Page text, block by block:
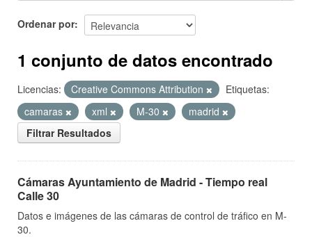
Ordenar por
1 conjunto de datos encontrado
Licencias: Creative Commons Attribution
Etiquetas:
camaras
xml M-30
madrid
Filtrar Resultados
Cámaras Ayuntamiento de Madrid - Tiempo real
Calle 30
Datos e imágenes de las cámaras de control de tráfico en M-
30.